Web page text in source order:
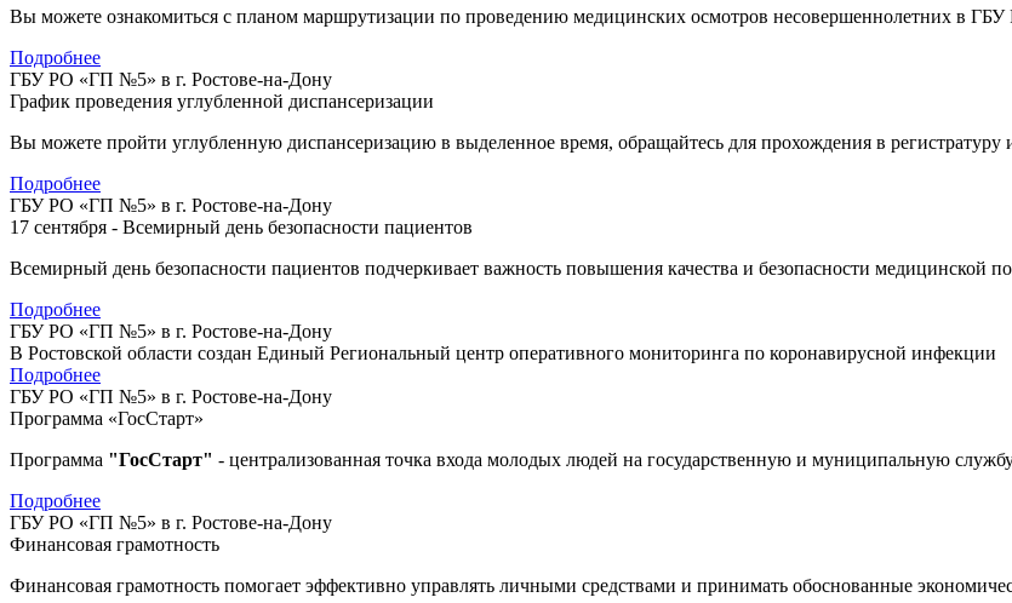
Вы можете ознакомиться с планом маршрутизации по проведению медицинских осмотров несовершеннолетних в
Подробнее
ГБУ РО «ГП №5» в г. Ростове-на-Дону
График проведения углубленной диспансеризации
Вы можете пройти углубленную диспансеризацию в выделенное время, обращайтесь для прохождения в регистратуру
Подробнее
ГБУ РО «ГП №5» в г. Ростове-на-Дону
17 сентября - Всемирный день безопасности пациентов
Всемирный день безопасности пациентов подчеркивает важность повышения качества и безопасности медицинской
Подробнее
ГБУ РО «ГП №5» в г. Ростове-на-Дону
В Ростовской области создан Единый Региональный центр оперативного мониторинга по коронавирусной инфекции
Подробнее
ГБУ РО «ГП №5» в г. Ростове-на-Дону
Программа «ГосСтарт»
Программа "ГосСтарт" - централизованная точка входа молодых людей на государственную и муниципальную
Подробнее
ГБУ РО «ГП №5» в г. Ростове-на-Дону
Финансовая грамотность
Финансовая грамотность помогает эффективно управлять личными средствами и принимать обоснованные